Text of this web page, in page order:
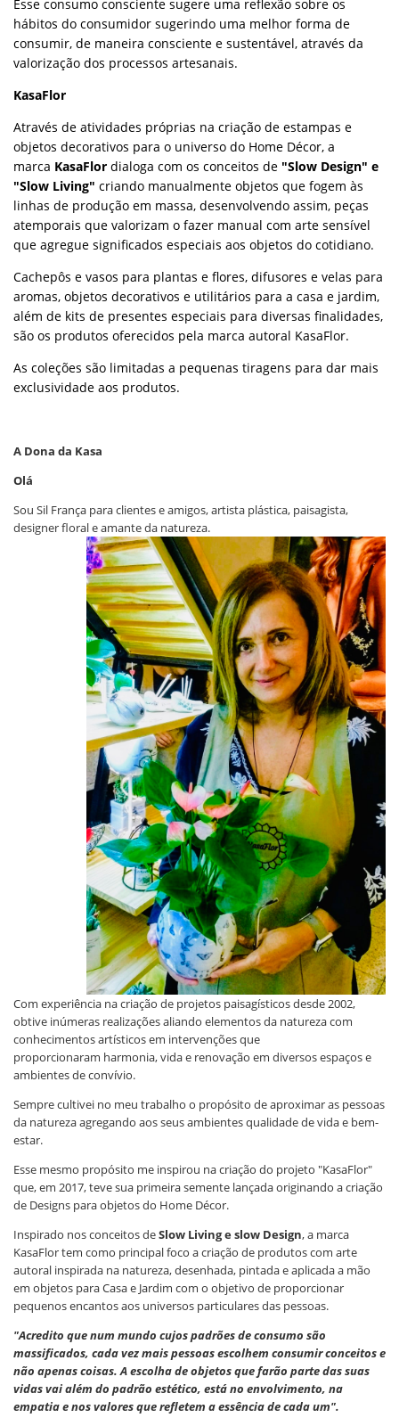
Esse consumo consciente sugere uma reflexão sobre os
hábitos do consumidor sugerindo uma melhor forma de
consumir, de maneira consciente e sustentável, através da
valorização dos processos artesanais.
KasaFlor
Através de atividades próprias na criação de estampas e
objetos decorativos para o universo do Home Décor, a
marca KasaFlor dialoga com os conceitos de "Slow Design" e
"Slow Living" criando manualmente objetos que fogem às
linhas de produção em massa, desenvolvendo assim, peças
atemporais que valorizam o fazer manual com arte sensível
que agregue significados especiais aos objetos do cotidiano.
Cachepôs e vasos para plantas e flores, difusores e velas para
aromas, objetos decorativos e utilitários para a casa e jardim,
além de kits de presentes especiais para diversas finalidades,
são os produtos oferecidos pela marca autoral KasaFlor.
As coleções são limitadas a pequenas tiragens para dar mais
exclusividade aos produtos.
A Dona da Kasa
Olá
​Sou Sil França para clientes e amigos, artista plástica, paisagista,
designer floral e amante da natureza.
Com experiência na criação de projetos paisagísticos desde 2002,
obtive inúmeras realizações aliando elementos da natureza com
conhecimentos artísticos em intervenções que
proporcionaram harmonia, vida e renovação em diversos espaços e
ambientes de convívio.
Sempre cultivei no meu trabalho o propósito de aproximar as pessoas
da natureza agregando aos seus ambientes qualidade de vida e bem-
estar.
Esse mesmo propósito me inspirou na criação do projeto "KasaFlor"
que, em 2017, teve sua primeira semente lançada originando a criação
de Designs para objetos do Home Décor.
Inspirado nos conceitos deSlow Living e slow Design, a marca
KasaFlor tem como principal foco a criação de produtos com arte
autoral inspirada na natureza, desenhada, pintada e aplicada a mão
em objetos para Casa e Jardim com o objetivo de proporcionar
pequenos encantos aos universos particulares das pessoas.
"Acredito que num mundo cujos padrões de consumo são
massificados, cada vez mais pessoas escolhem consumir conceitos e
não apenas coisas. A escolha de objetos que farão parte das suas
vidas vai além do padrão estético, está no envolvimento, na
empatia e nos valores que refletem a essência de cada um".